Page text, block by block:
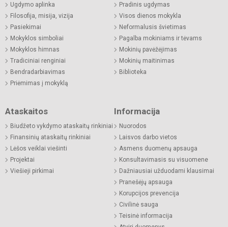
Ugdymo aplinka
Filosofija, misija, vizija
Pasiekimai
Mokyklos simboliai
Mokyklos himnas
Tradiciniai renginiai
Bendradarbiavimas
Priėmimas į mokyklą
Pradinis ugdymas
Visos dienos mokykla
Neformalusis švietimas
Pagalba mokiniams ir tėvams
Mokinių pavėžėjimas
Mokinių maitinimas
Biblioteka
Ataskaitos
Biudžeto vykdymo ataskaitų rinkiniai
Finansinių ataskaitų rinkiniai
Lėšos veiklai viešinti
Projektai
Viešieji pirkimai
Informacija
Nuorodos
Laisvos darbo vietos
Asmens duomenų apsauga
Konsultavimasis su visuomene
Dažniausiai užduodami klausimai
Pranešėjų apsauga
Korupcijos prevencija
Civilinė sauga
Teisinė informacija